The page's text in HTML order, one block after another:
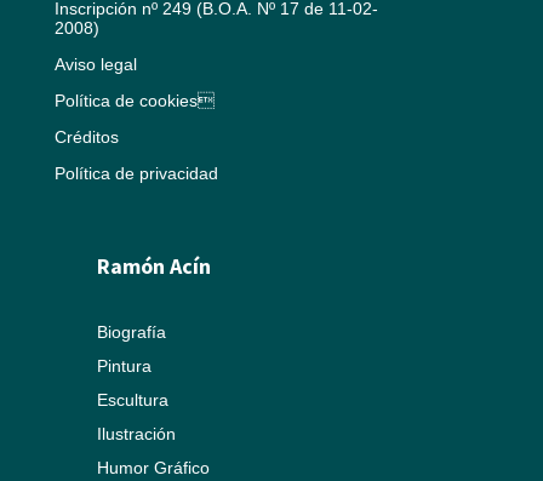
Inscripción nº 249 (B.O.A. Nº 17 de 11-02-
2008)
Aviso legal
Política de cookies
Créditos
Política de privacidad
Ramón Acín
Biografía
Pintura
Escultura
Ilustración
Humor Gráfico